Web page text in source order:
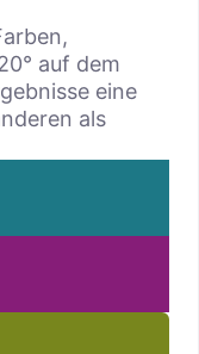
auf dem
eine
als